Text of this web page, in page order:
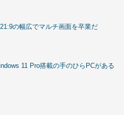
の幅広でマルチ画面を卒業だ
11 Pro搭載の手のひらPCがある